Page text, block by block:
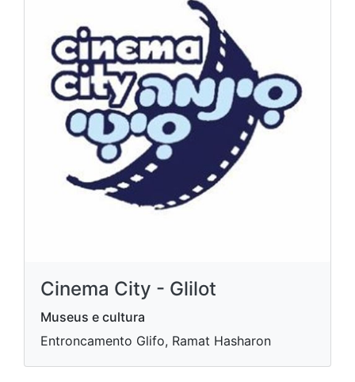
Cinema City - Glilot
Museus e cultura
Entroncamento Glifo, Ramat Hasharon